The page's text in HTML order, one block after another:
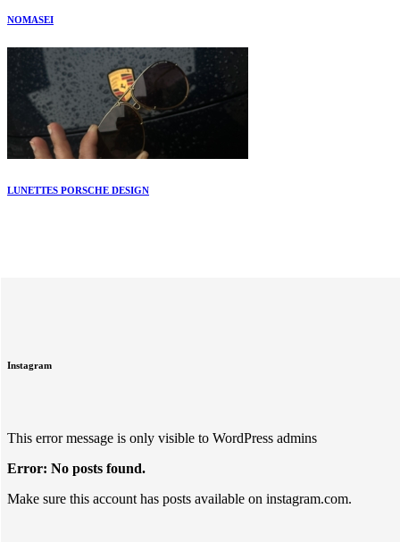
NOMASEI
LUNETTES PORSCHE DESIGN
Instagram
This error message is only visible to WordPress admins
Error: No posts found.
Make sure this account has posts available on instagram.com.